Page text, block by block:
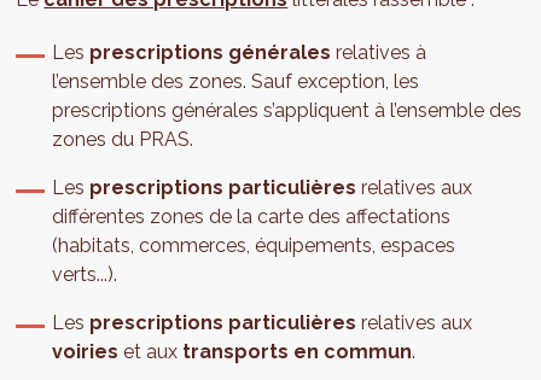
Les prescriptions générales relatives à
l’ensemble des zones. Sauf exception, les
prescriptions générales s’appliquent à l’ensemble des
zones du PRAS.
Les prescriptions particulières relatives aux
différentes zones de la carte des affectations
(habitats, commerces, équipements, espaces
verts...).
Les prescriptions particulières relatives aux
voirieset aux transports en commun.